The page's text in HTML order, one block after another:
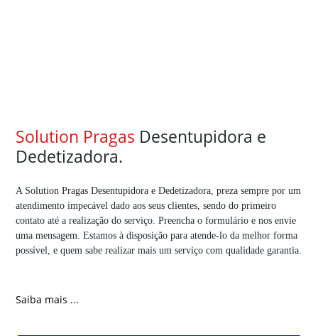
Solution Pragas Desentupidora e
Dedetizadora.
A Solution Pragas Desentupidora e Dedetizadora, preza sempre por um
atendimento impecável dado aos seus clientes, sendo do primeiro
contato até a realização do serviço. Preencha o formulário e nos envie
uma mensagem. Estamos à disposição para atende-lo da melhor forma
possível, e quem sabe realizar mais um serviço com qualidade garantia.
Saiba mais ...